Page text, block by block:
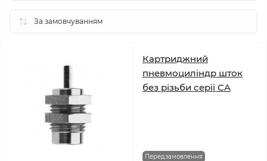
Картриджний
пневмоциліндр шток
без різьби серії CA
Передзамовлення